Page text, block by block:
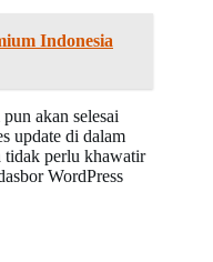
Indonesia
akan selesai
update di dalam
tidak perlu khawatir
WordPress